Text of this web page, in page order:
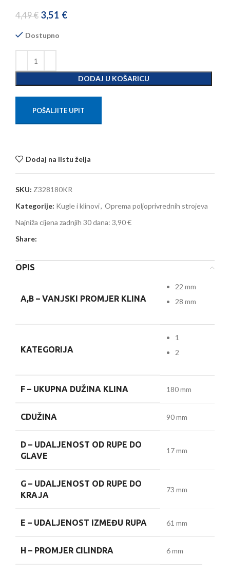
4,49€ 3,51 €
Dostupno
DODAJ U KOŠARICU
POŠALJITE UPIT
Dodaj na listu želja
SKU: Z328180KR
Kategorije: Kugle i klinovi, Oprema poljoprivrednih strojeva
Najniža cijena zadnjih 30 dana: 3,90 €
Share:
OPIS
A,B – VANJSKI PROMJER KLINA
22 mm
28 mm
KATEGORIJA
1
2
F – UKUPNA DUŽINA KLINA 180 mm
CDUŽINA 90 mm
D – UDALJENOST OD RUPE DO
GLAVE
17 mm
G – UDALJENOST OD RUPE DO
KRAJA
73 mm
E – UDALJENOST IZMEĐU RUPA 61 mm
H – PROMJER CILINDRA 6 mm